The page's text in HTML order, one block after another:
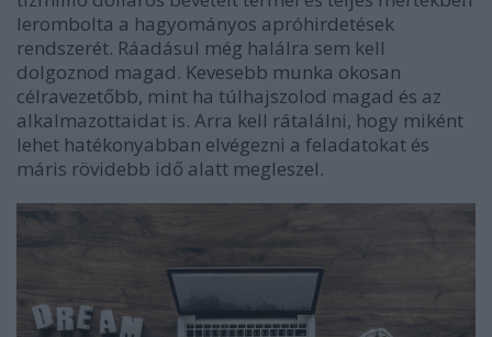
lerombolta a hagyományos apróhirdetések
rendszerét. Ráadásul még halálra sem kell
dolgoznod magad. Kevesebb munka okosan
célravezetőbb, mint ha túlhajszolod magad és az
alkalmazottaidat is. Arra kell rátalálni, hogy miként
lehet hatékonyabban elvégezni a feladatokat és
máris rövidebb idő alatt megleszel.